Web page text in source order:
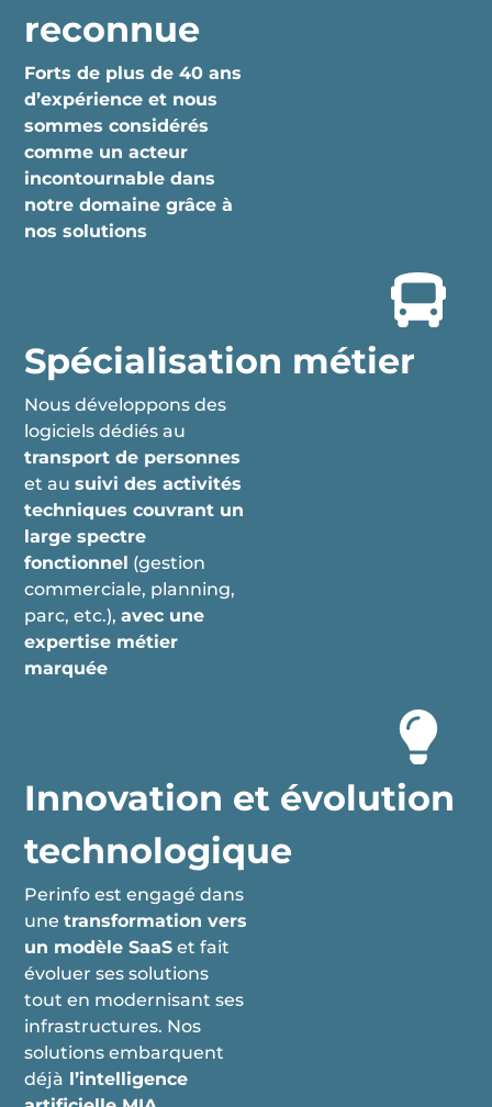
reconnue
Forts de plus de 40 ans
d’expérience et nous
sommes considérés
comme un acteur
incontournable dans
notre domaine grâce à
nos solutions
Spécialisation métier
Nous développons des
logiciels dédiés au
transport de personnes
et ausuivi des activités
techniques couvrant un
large spectre
fonctionnel (gestion
commerciale, planning,
parc, etc.),avec une
expertise métier
marquée
Innovation et évolution
technologique
Perinfo est engagé dans
unetransformation vers
un modèle SaaS et fait
évoluer ses solutions
tout en modernisant ses
infrastructures. Nos
solutions embarquent
déjà l’intelligence